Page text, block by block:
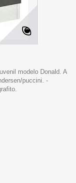
modelo Donald. A
puccini. -